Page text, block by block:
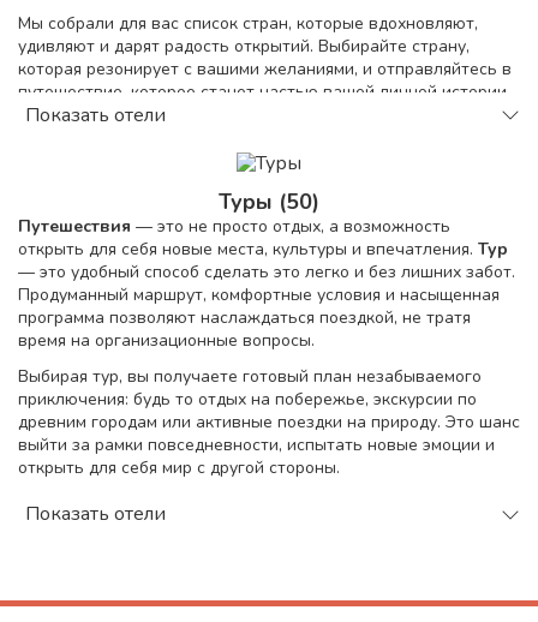
Мы собрали для вас список стран, которые вдохновляют,
удивляют и дарят радость открытий. Выбирайте страну,
которая резонирует с вашими желаниями, и отправляйтесь в
путешествие, которое станет частью вашей личной истории.
Ведь мир так велик, и в нем столько всего интересного!
Поиск тура
Показать отели
Туры (50)
Путешествия — это не просто отдых, а возможность
открыть для себя новые места, культуры и впечатления. Тур
— это удобный способ сделать это легко и без лишних забот.
Продуманный маршрут, комфортные условия и насыщенная
программа позволяют наслаждаться поездкой, не тратя
время на организационные вопросы.
Выбирая тур, вы получаете готовый план незабываемого
приключения: будь то отдых на побережье, экскурсии по
древним городам или активные поездки на природу. Это шанс
выйти за рамки повседневности, испытать новые эмоции и
открыть для себя мир с другой стороны.
Поиск тура
Показать отели